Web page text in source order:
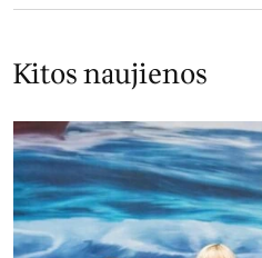
Kitos naujienos